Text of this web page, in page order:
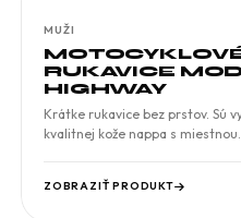
MUŽI
RUKAVICE
HIGHWAY
Krátke rukavice bez prstov. Sú
kvalitnej kože nappa s miestnou…
ZOBRAZIŤ PRODUKT